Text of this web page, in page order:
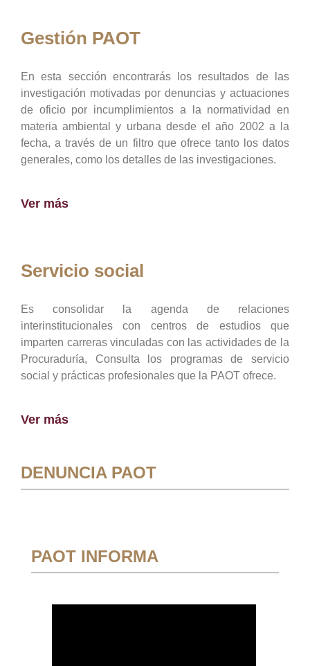
Gestión PAOT
En esta sección encontrarás los resultados de las
investigación motivadas por denuncias y actuaciones
de oficio por incumplimientos a la normatividad en
materia ambiental y urbana desde el año 2002 a la
fecha, a través de un filtro que ofrece tanto los datos
generales, como los detalles de las investigaciones.
Ver más
Servicio social
Es consolidar la agenda de relaciones
interinstitucionales con centros de estudios que
imparten carreras vinculadas con las actividades de la
Procuraduría, Consulta los programas de servicio
social y prácticas profesionales que la PAOT ofrece.
Ver más
DENUNCIA PAOT
PAOT INFORMA